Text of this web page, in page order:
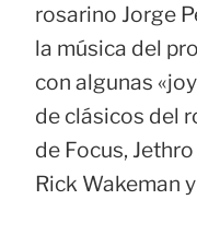
rosarino Jorge
la música del
con algunas
de clásicos del
de Focus,
Rick Wakeman y